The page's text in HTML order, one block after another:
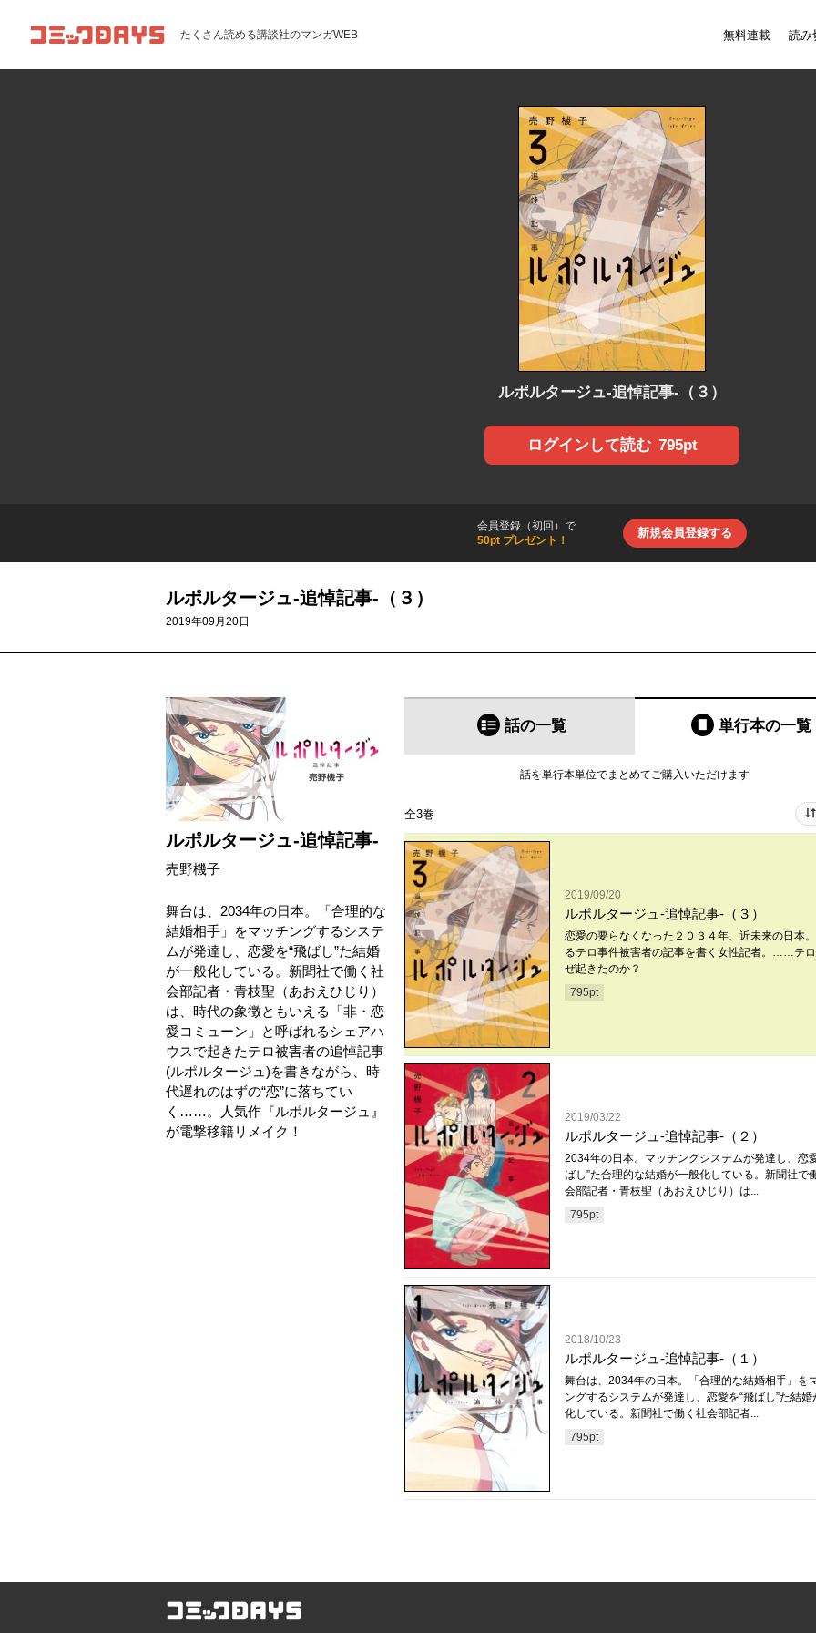
コミックDAYS たくさん読める講談社のマンガWEB 無料連載 読み
ルポルタージュ‐追悼記事‐（３）
ログインして読む 795pt
会員登録（初回）で
50pt プレゼント！
新規会員登録する
ルポルタージュ‐追悼記事‐（３）
2019年09月20日
ルポルタージュ‐追悼記事‐
売野機子
舞台は、2034年の日本。「合理的な
結婚相手」をマッチングするシステ
ムが発達し、恋愛を“飛ばし”た結婚
が一般化している。新聞社で働く社
会部記者・青枝聖（あおえひじり）
は、時代の象徴ともいえる「非・恋
愛コミューン」と呼ばれるシェアハ
ウスで起きたテロ被害者の追悼記事
(ルポルタージュ)を書きながら、時
代遅れのはずの“恋”に落ちてい
く……。人気作『ルポルタージュ』
が電撃移籍リメイク！
話の一覧 単行本の一覧
話を単行本単位でまとめてご購入いただけます
全3巻
2019/09/20
ルポルタージュ‐追悼記事‐（３）
恋愛の要らなくなった２０３４年、近未来の日本
るテロ事件被害者の記事を書く女性記者。……テ
ぜ起きたのか？
795pt
2019/03/22
ルポルタージュ‐追悼記事‐（２）
2034年の日本。マッチングシステムが発達し、恋
ばし”た合理的な結婚が一般化している。新聞社で
会部記者・青枝聖（あおえひじり）は...
795pt
2018/10/23
ルポルタージュ‐追悼記事‐（１）
舞台は、2034年の日本。「合理的な結婚相手」を
ングするシステムが発達し、恋愛を“飛ばし”た結婚
化している。新聞社で働く社会部記者...
795pt
コミックDAYS